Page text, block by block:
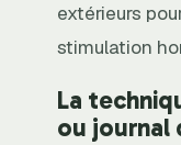
extérieurs
stimulation
La
ou journal